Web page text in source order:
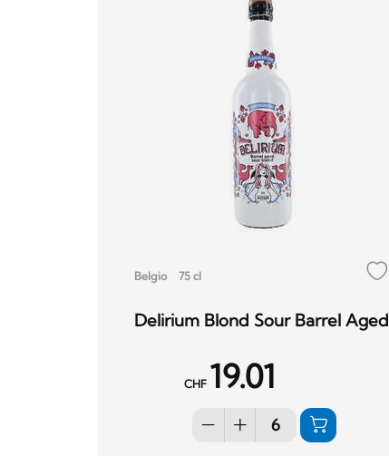
Belgio 75 cl
Delirium Blond Sour Barrel Aged
CHF 19.01